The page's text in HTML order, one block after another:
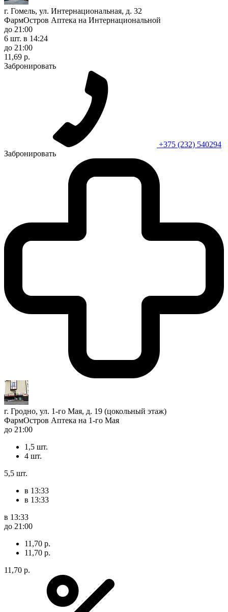
г. Гомель, ул. Интернациональная, д. 32
ФармОстров Аптека на Интернациональной
до 21:00
6 шт. в 14:24
до 21:00
11,69 р.
Забронировать
+375 (232) 540294
Забронировать
г. Гродно, ул. 1-го Мая, д. 19 (цокольный этаж)
ФармОстров Аптека на 1-го Мая
до 21:00
1,5 шт.
4 шт.
5,5 шт.
в 13:33
в 13:33
в 13:33
до 21:00
11,70 р.
11,70 р.
11,70 р.